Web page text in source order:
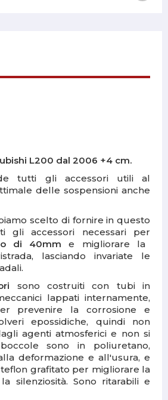
L200 dal 2006 +4 cm.
tutti gli accessori utili al
delle sospensioni anche
scelto di fornire in questo
gli accessori necessari per
di 40mm e migliorare la
lasciando invariate le
sono costruiti con tubi in
lappati internamente,
prevenire la corrosione e
epossidiche, quindi non
agenti atmosferici e non si
boccole sono in poliuretano,
deformazione e all'usura, e
grafitato per migliorare la
silenziosità. Sono ritarabili e